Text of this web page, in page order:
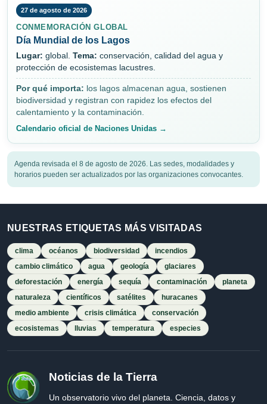
27 de agosto de 2026
CONMEMORACIÓN GLOBAL
Día Mundial de los Lagos
Lugar: global. Tema: conservación, calidad del agua y
protección de ecosistemas lacustres.
Por qué importa: los lagos almacenan agua, sostienen
biodiversidad y registran con rapidez los efectos del
calentamiento y la contaminación.
Calendario oficial de Naciones Unidas →
Agenda revisada el 8 de agosto de 2026. Las sedes, modalidades y
horarios pueden ser actualizados por las organizaciones convocantes.
NUESTRAS ETIQUETAS MÁS VISITADAS
clima océanos biodiversidad
incendios
cambio climático
agua geología
glaciares
deforestación
energía sequía contaminación
planeta
naturaleza
científicos satélites
huracanes
medio ambiente
crisis climática
conservación
ecosistemas
lluvias temperatura especies
Noticias de la Tierra
Un observatorio vivo del planeta. Ciencia, datos y